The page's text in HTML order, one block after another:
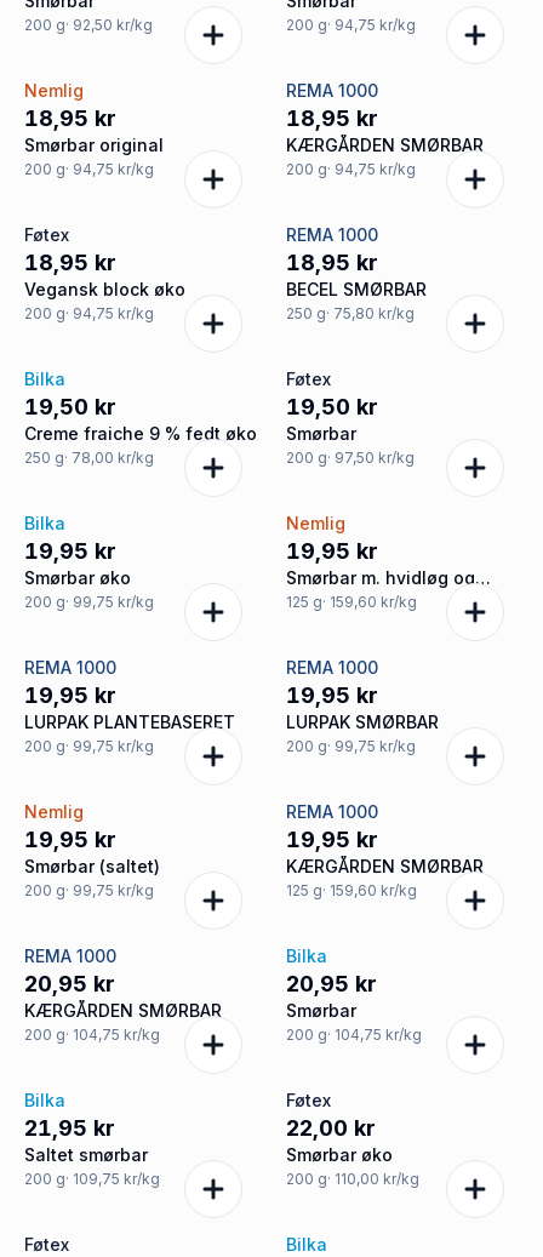
200 g· 92,50 kr/kg 200 g· 94,75 kr/kg
Nemlig
18,95 kr
Smørbar original
200 g· 94,75 kr/kg
REMA 1000
18,95 kr
KÆRGÅRDEN SMØRBAR
200 g· 94,75 kr/kg
Føtex
18,95 kr
Vegansk block øko
200 g· 94,75 kr/kg
REMA 1000
18,95 kr
BECEL SMØRBAR
250 g· 75,80 kr/kg
Bilka
19,50 kr
Creme fraiche 9 % fedt øko
250 g· 78,00 kr/kg
Føtex
19,50 kr
Smørbar
200 g· 97,50 kr/kg
Bilka
19,95 kr
Smørbar øko
200 g· 99,75 kr/kg
Nemlig
19,95 kr
Smørbar m. hvidløg og
ramsløg
125 g· 159,60 kr/kg
REMA 1000
19,95 kr
LURPAK PLANTEBASERET
200 g· 99,75 kr/kg
REMA 1000
19,95 kr
LURPAK SMØRBAR
200 g· 99,75 kr/kg
Nemlig
19,95 kr
Smørbar (saltet)
200 g· 99,75 kr/kg
REMA 1000
19,95 kr
KÆRGÅRDEN SMØRBAR
125 g· 159,60 kr/kg
REMA 1000
20,95 kr
KÆRGÅRDEN SMØRBAR
200 g· 104,75 kr/kg
Bilka
20,95 kr
Smørbar
200 g· 104,75 kr/kg
Bilka
21,95 kr
Saltet smørbar
200 g· 109,75 kr/kg
Føtex
22,00 kr
Smørbar øko
200 g· 110,00 kr/kg
Føtex Bilka